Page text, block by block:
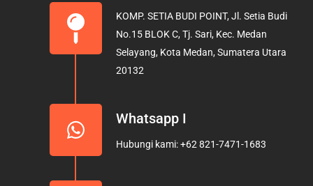
o
o
k
g
r
a
b
e
KOMP. SETIA BUDI POINT, Jl. Setia Budi
No.15 BLOK C, Tj. Sari, Kec. Medan
Selayang, Kota Medan, Sumatera Utara
20132
Whatsapp I
Hubungi kami: +62 821-7471-1683